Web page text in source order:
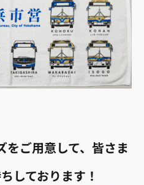
をご用意して、皆さま
しております！